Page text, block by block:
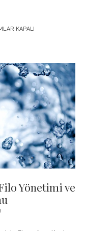
KAPALI
Yönetimi ve